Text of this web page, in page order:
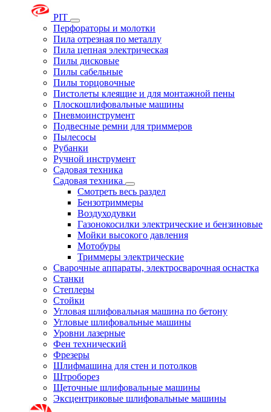
PIT
Перфораторы и молотки
Пила отрезная по металлу
Пила цепная электрическая
Пилы дисковые
Пилы сабельные
Пилы торцовочные
Пистолеты клеящие и для монтажной пены
Плоскошлифовальные машины
Пневмоинструмент
Подвесные ремни для триммеров
Пылесосы
Рубанки
Ручной инструмент
Садовая техника
Садовая техника
Смотреть весь раздел
Бензотриммеры
Воздуходувки
Газонокосилки электрические и бензиновые
Мойки высокого давления
Мотобуры
Триммеры электрические
Сварочные аппараты, электросварочная оснастка
Станки
Степлеры
Стойки
Угловая шлифовальная машина по бетону
Угловые шлифовальные машины
Уровни лазерные
Фен технический
Фрезеры
Шлифмашина для стен и потолков
Штроборез
Щеточные шлифовальные машины
Эксцентриковые шлифовальные машины